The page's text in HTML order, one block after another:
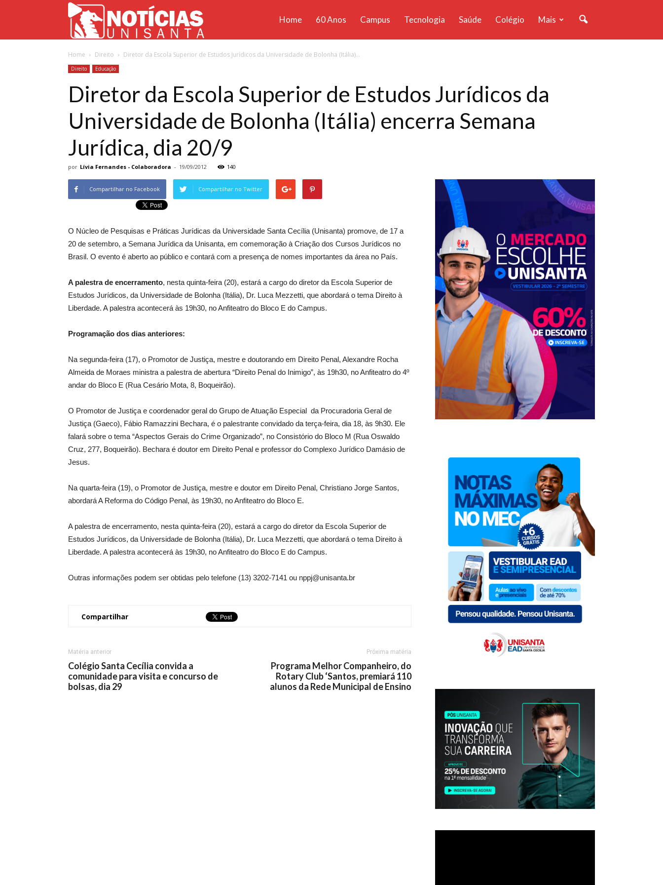
Unisanta
Home 60 Anos Campus Tecnologia Saúde Colégio Mais
Home Direito Diretor da Escola Superior de Estudos Jurídicos da Universidade de Bolonha (Itália)...
Direito Educação
Diretor da Escola Superior de Estudos Jurídicos da
Universidade de Bolonha (Itália) encerra Semana
Jurídica, dia 20/9
por Lívia Fernandes - Colaboradora - 19/09/2012 140
Compartilhar no Facebook Compartilhar no Twitter
O Núcleo de Pesquisas e Práticas Jurídicas da Universidade Santa Cecília (Unisanta) promove, de 17 a
20 de setembro, a Semana Jurídica da Unisanta, em comemoração à Criação dos Cursos Jurídicos no
Brasil. O evento é aberto ao público e contará com a presença de nomes importantes da área no País.
A palestra de encerramento, nesta quinta-feira (20), estará a cargo do diretor da Escola Superior de
Estudos Jurídicos, da Universidade de Bolonha (Itália), Dr. Luca Mezzetti, que abordará o tema Direito à
Liberdade. A palestra acontecerá às 19h30, no Anfiteatro do Bloco E do Campus.
Programação dos dias anteriores:
Na segunda-feira (17), o Promotor de Justiça, mestre e doutorando em Direito Penal, Alexandre Rocha
Almeida de Moraes ministra a palestra de abertura “Direito Penal do Inimigo”, às 19h30, no Anfiteatro do 4º
andar do Bloco E (Rua Cesário Mota, 8, Boqueirão).
O Promotor de Justiça e coordenador geral do Grupo de Atuação Especial da Procuradoria Geral de
Justiça (Gaeco), Fábio Ramazzini Bechara, é o palestrante convidado da terça-feira, dia 18, às 9h30. Ele
falará sobre o tema “Aspectos Gerais do Crime Organizado”, no Consistório do Bloco M (Rua Oswaldo
Cruz, 277, Boqueirão). Bechara é doutor em Direito Penal e professor do Complexo Jurídico Damásio de
Jesus.
Na quarta-feira (19), o Promotor de Justiça, mestre e doutor em Direito Penal, Christiano Jorge Santos,
abordará A Reforma do Código Penal, às 19h30, no Anfiteatro do Bloco E.
A palestra de encerramento, nesta quinta-feira (20), estará a cargo do diretor da Escola Superior de
Estudos Jurídicos, da Universidade de Bolonha (Itália), Dr. Luca Mezzetti, que abordará o tema Direito à
Liberdade. A palestra acontecerá às 19h30, no Anfiteatro do Bloco E do Campus.
Outras informações podem ser obtidas pelo telefone (13) 3202-7141 ou nppj@unisanta.br
Compartilhar
Matéria anterior
Colégio Santa Cecília convida a
comunidade para visita e concurso de
bolsas, dia 29
Próxima matéria
Programa Melhor Companheiro, do
Rotary Club ‘Santos, premiará 110
alunos da Rede Municipal de Ensino